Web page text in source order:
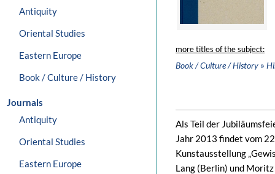
Antiquity
Oriental Studies
Eastern Europe
Book / Culture / History
Journals
Antiquity
Oriental Studies
Eastern Europe
more titles of the subject:
Book / Culture / History »
Als Teil der
Jahr 2013 findet vom
Kunstausstellung
Lang (Berlin) und